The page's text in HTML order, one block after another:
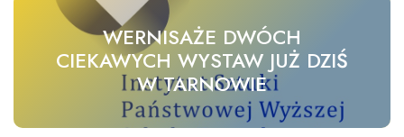
WERNISAŻE DWÓCH
CIEKAWYCH WYSTAW JUŻ DZIŚ
W TARNOWIE